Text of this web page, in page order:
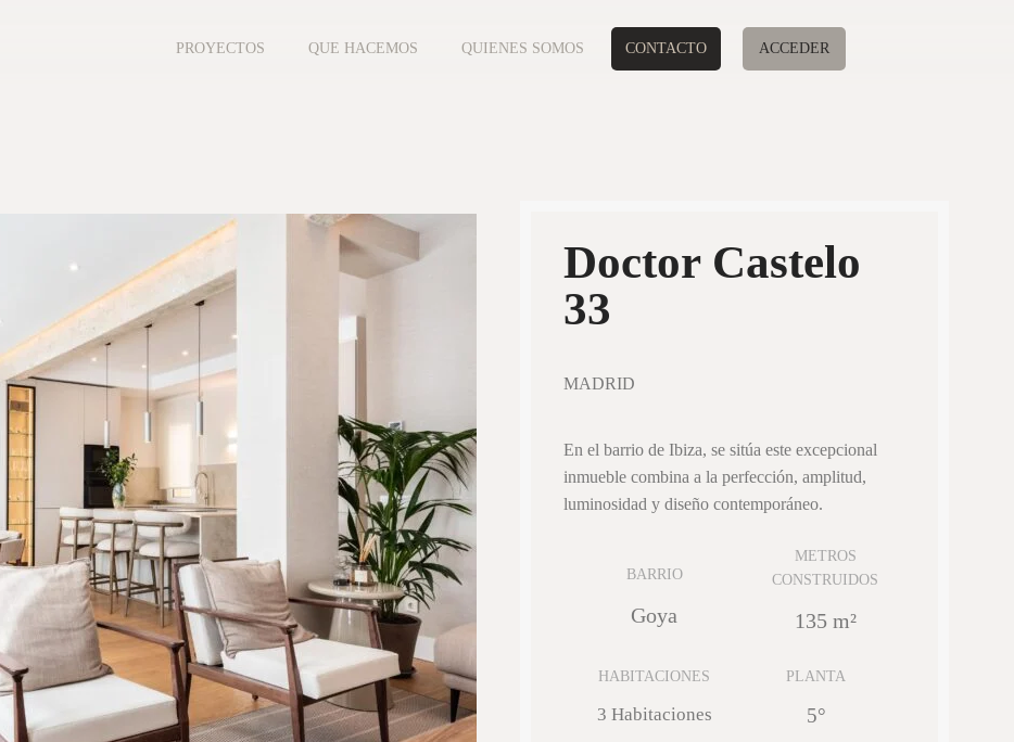
PROYECTOS QUE HACEMOS QUIENES SOMOS CONTACTO ACCEDER
Doctor Castelo
33
MADRID
En el barrio de Ibiza, se sitúa este excepcional
inmueble combina a la perfección, amplitud,
luminosidad y diseño contemporáneo.
BARRIO
Goya
METROS
CONSTRUIDOS
135 m²
HABITACIONES
3 Habitaciones
PLANTA
5°